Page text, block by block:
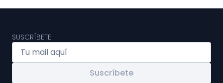
SUSCRÍBETE
Suscríbete